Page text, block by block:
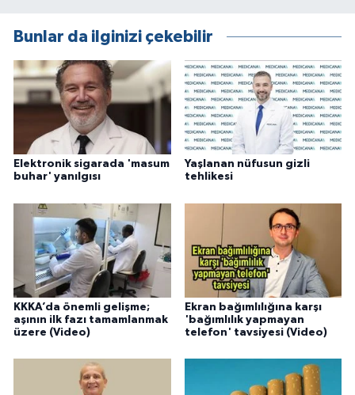
Bunlar da ilginizi çekebilir
Elektronik sigarada 'masum
buhar' yanılgısı
Yaşlanan nüfusun gizli
tehlikesi
KKKA’da önemli gelişme;
aşının ilk fazı tamamlanmak
üzere (Video)
Ekran bağımlılığına karşı
'bağımlılık yapmayan
telefon' tavsiyesi (Video)